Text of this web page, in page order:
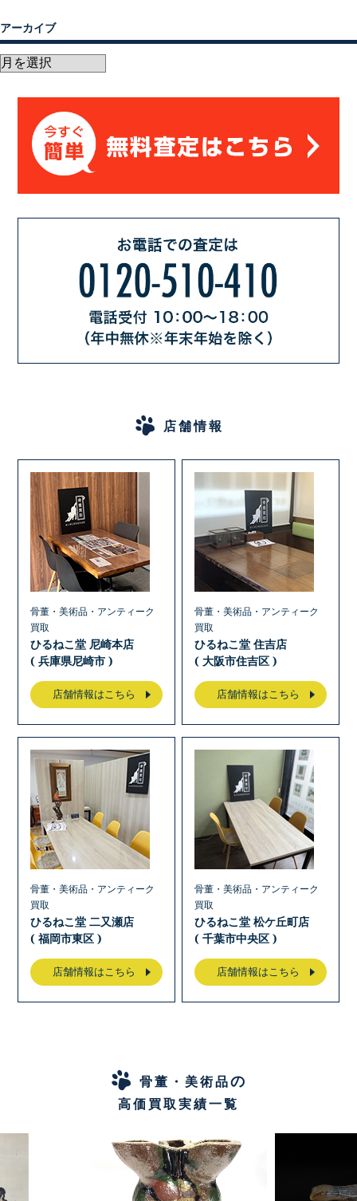
アーカイブ
店舗情報
骨董・美術品・アンティーク
買取
ひるねこ堂 尼崎本店
( 兵庫県尼崎市 )
店舗情報はこちら
骨董・美術品・アンティーク
買取
ひるねこ堂 住吉店
( 大阪市住吉区 )
店舗情報はこちら
骨董・美術品・アンティーク
買取
ひるねこ堂 二又瀬店
( 福岡市東区 )
店舗情報はこちら
骨董・美術品・アンティーク
買取
ひるねこ堂 松ケ丘町店
( 千葉市中央区 )
店舗情報はこちら
骨董・美術品の
高価買取実績一覧